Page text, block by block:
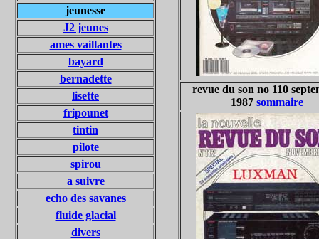
jeunesse
J2 jeunes
ames vaillantes
bayard
bernadette
lisette
fripounet
tintin
pilote
spirou
a suivre
echo des savanes
fluide glacial
divers
revue du son no 110
1987 sommaire